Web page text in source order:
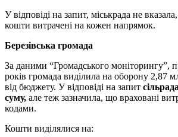
У відповіді на запит, міськрада не
кошти витрачені на кожен напрямок.
Березівська громада
За даними “Громадського моніторингу”,
років громада виділила на оборону 2,87
від бюджету. У відповіді на запит
суму, але теж зазначила, що враховані
кодами.
Кошти виділялися на: